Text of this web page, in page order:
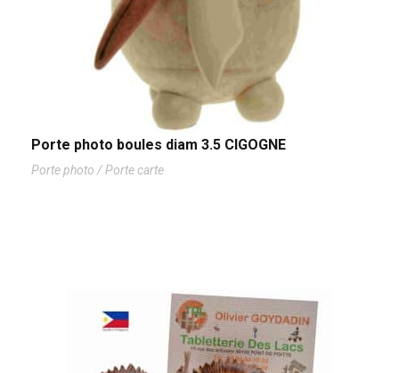
Porte photo boules diam 3.5 CIGOGNE
Porte photo / Porte carte